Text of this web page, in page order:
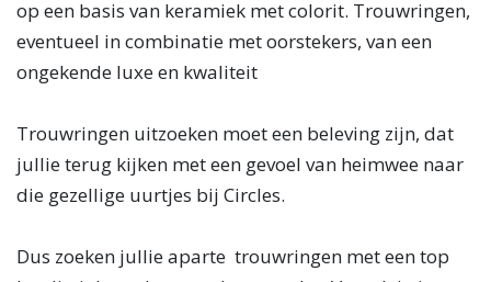
op een basis van keramiek met colorit. Trouwringen,
eventueel in combinatie met oorstekers, van een
ongekende luxe en kwaliteit
Trouwringen uitzoeken moet een beleving zijn, dat
jullie terug kijken met een gevoel van heimwee naar
die gezellige uurtjes bij Circles.
Dus zoeken jullie aparte trouwringen met een top